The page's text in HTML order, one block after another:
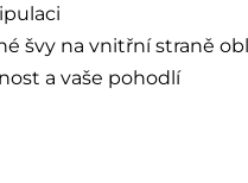
švy na vnitřní straně
a vaše pohodlí